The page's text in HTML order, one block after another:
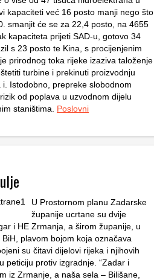
kapaciteti već 16 posto manji nego što
smanjit će se za 22,4 posto, na 4655
kapaciteta prijeti SAD-u, gotovo 34
s 23 posto te Kina, s procijenjenim
prirodnog toka rijeke izaziva taloženje
turbine i prekinuti proizvodnju
Istodobno, prepreke slobodnom
od poplava u uzvodnom dijelu
staništima. Poslovni
U Prostornom planu Zadarske
županije ucrtane su dvije
i HE Zrmanja, a širom županije, u
plavom bojom koja označava
su čitavi dijelovi rijeka i njihovih
peticiju protiv izgradnje. “Zadar i
iz Zrmanje, a naša sela – Bilišane,